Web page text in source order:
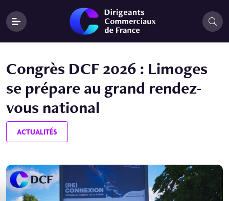
Congrès DCF 2026 : Limoges
se prépare au grand rendez-
vous national
ACTUALITÉS